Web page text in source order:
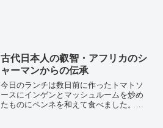
古代日本人の叡智・アフリカのシ
ャーマンからの伝承
今日のランチは数日前に作ったトマトソ
ースにインゲンとマッシュルームを炒め
たものにペンネを和えて食べました。す